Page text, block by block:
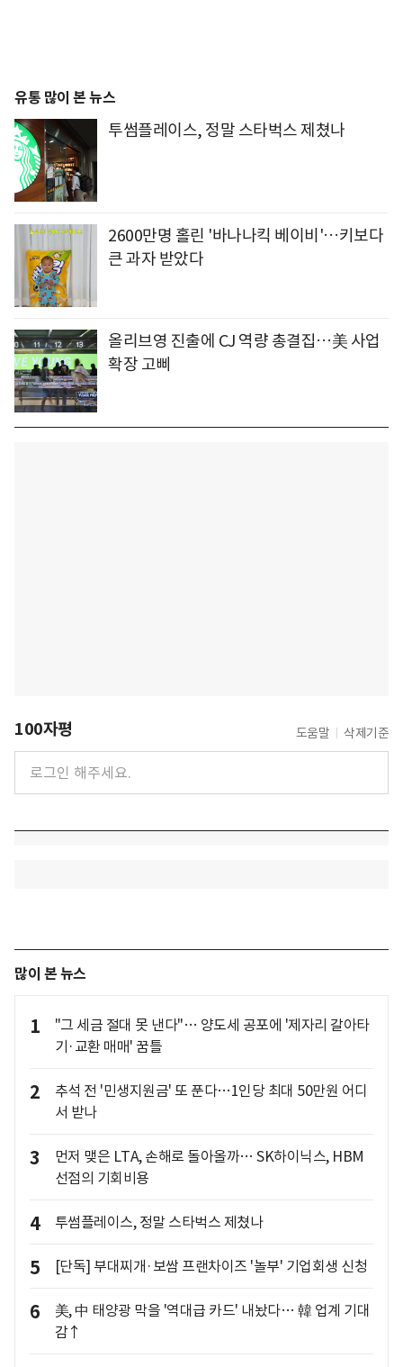
유통 많이 본 뉴스
투썸플레이스, 정말 스타벅스 제쳤나
2600만명 홀린 '바나나킥 베이비'…키보다
큰 과자 받았다
올리브영 진출에 CJ 역량 총결집…美 사업
확장 고삐
100자평 도움말 삭제기준
많이 본 뉴스
1
"그 세금 절대 못 낸다"… 양도세 공포에 '제자리 갈아타
기·교환 매매' 꿈틀
2
추석 전 '민생지원금' 또 푼다…1인당 최대 50만원 어디
서 받나
3
먼저 맺은 LTA, 손해로 돌아올까… SK하이닉스, HBM
선점의 기회비용
4 투썸플레이스, 정말 스타벅스 제쳤나
5 [단독] 부대찌개·보쌈 프랜차이즈 '놀부' 기업회생 신청
6
美, 中 태양광 막을 '역대급 카드' 내놨다… 韓 업계 기대
감↑